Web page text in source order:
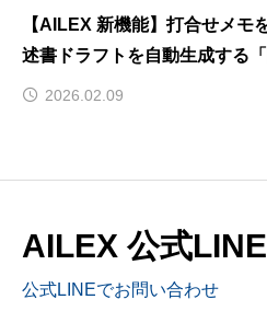
【AILEX 新機能】打合せメ
述書ドラフトを自動生成する
リリース
2026.02.09
AILEX 公式LINE
公式LINEでお問い合わせ